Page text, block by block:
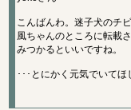
こんばんわ。迷子犬のチビ
風ちゃんのところに転載
みつかるといいですね。
･･･とにかく元気でいてほ